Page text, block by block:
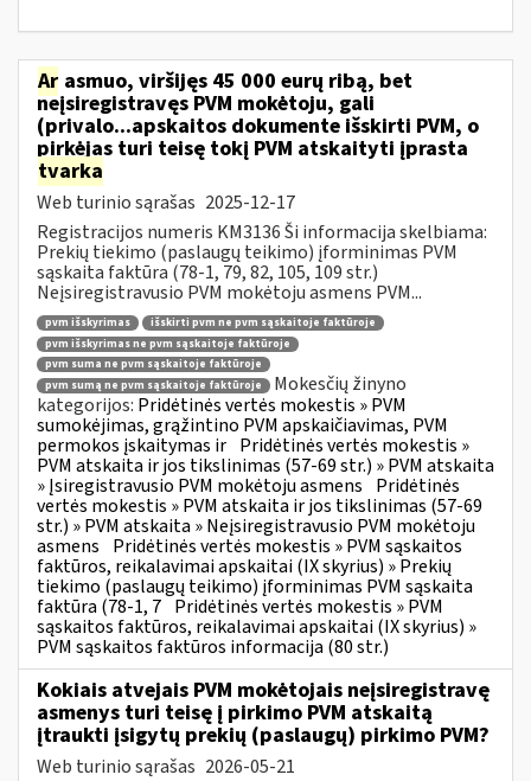
Ar asmuo, viršijęs 45 000 eurų ribą, bet
neįsiregistravęs PVM mokėtoju, gali
(privalo...apskaitos dokumente išskirti PVM, o
pirkėjas turi teisę tokį PVM atskaityti įprasta
tvarka
Web turinio sąrašas 2025-12-17
Registracijos numeris KM3136 Ši informacija skelbiama:
Prekių tiekimo (paslaugų teikimo) įforminimas PVM
sąskaita faktūra (78-1, 79, 82, 105, 109 str.)
Neįsiregistravusio PVM mokėtoju asmens PVM...
pvm išskyrimas
išskirti pvm ne pvm sąskaitoje faktūroje
pvm išskyrimas ne pvm sąskaitoje faktūroje
pvm suma ne pvm sąskaitoje faktūroje
pvm sumą ne pvm sąskaitoje faktūroje
Mokesčių žinyno
kategorijos: Pridėtinės vertės mokestis » PVM
sumokėjimas, grąžintino PVM apskaičiavimas, PVM
permokos įskaitymas ir Pridėtinės vertės mokestis »
PVM atskaita ir jos tikslinimas (57-69 str.) » PVM atskaita
» Įsiregistravusio PVM mokėtoju asmens Pridėtinės
vertės mokestis » PVM atskaita ir jos tikslinimas (57-69
str.) » PVM atskaita » Neįsiregistravusio PVM mokėtoju
asmens Pridėtinės vertės mokestis » PVM sąskaitos
faktūros, reikalavimai apskaitai (IX skyrius) » Prekių
tiekimo (paslaugų teikimo) įforminimas PVM sąskaita
faktūra (78-1, 7 Pridėtinės vertės mokestis » PVM
sąskaitos faktūros, reikalavimai apskaitai (IX skyrius) »
PVM sąskaitos faktūros informacija (80 str.)
Kokiais atvejais PVM mokėtojais neįsiregistravę
asmenys turi teisę į pirkimo PVM atskaitą
įtraukti įsigytų prekių (paslaugų) pirkimo PVM?
Web turinio sąrašas 2026-05-21